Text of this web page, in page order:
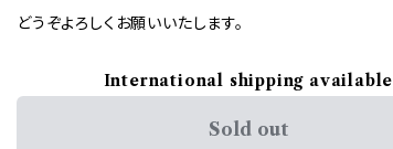
どうぞよろしくお願いいたします。
International shipping available
Sold out